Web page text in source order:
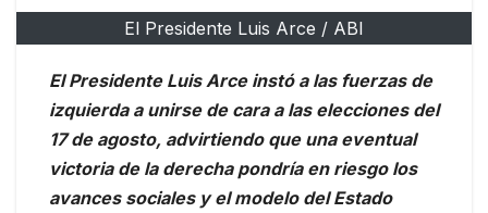
El Presidente Luis Arce / ABI
El Presidente Luis Arce instó a las fuerzas de
izquierda a unirse de cara a las elecciones del
17 de agosto, advirtiendo que una eventual
victoria de la derecha pondría en riesgo los
avances sociales y el modelo del Estado